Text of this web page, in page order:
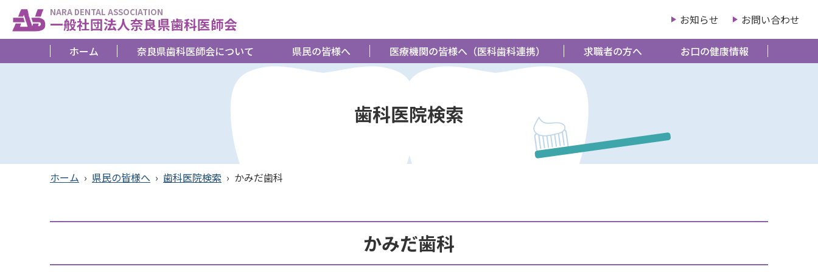
NARA DENTAL ASSOCIATION
一般社団法人奈良県歯科医師会 お知らせ お問い合わせ
ホーム 奈良県歯科医師会について 県民の皆様へ 医療機関の皆様へ（医科歯科連携） 求職者の方へ お口の健康情報
歯科医院検索
ホーム › 県民の皆様へ › 歯科医院検索 › かみだ歯科
かみだ歯科